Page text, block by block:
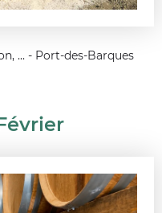
... - Port-des-Barques